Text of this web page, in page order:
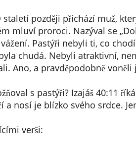
staletí později přichází muž,
mluví proroci. Nazýval se
Pastýři nebyli ti, co
chudá. Nebyli atraktivní,
Ano, a pravděpodobně voněli
s pastýři? Izajáš 40:11
nosí je blízko svého srdce.
verši: